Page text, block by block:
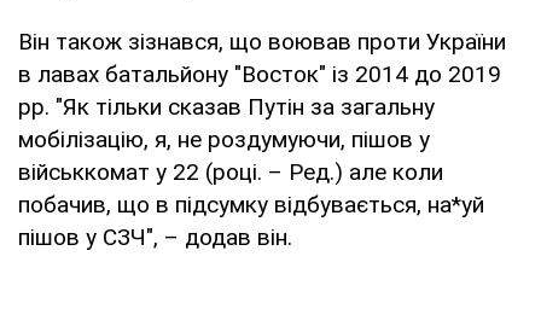
Він також зізнався, що воював проти України
в лавах батальйону "Восток" із 2014 до 2019
рр. "Як тільки сказав Путін за загальну
мобілізацію, я, не роздумуючи, пішов у
військкомат у 22 (році. – Ред.) але коли
побачив, що в підсумку відбувається, на*уй
пішов у СЗЧ", – додав він.